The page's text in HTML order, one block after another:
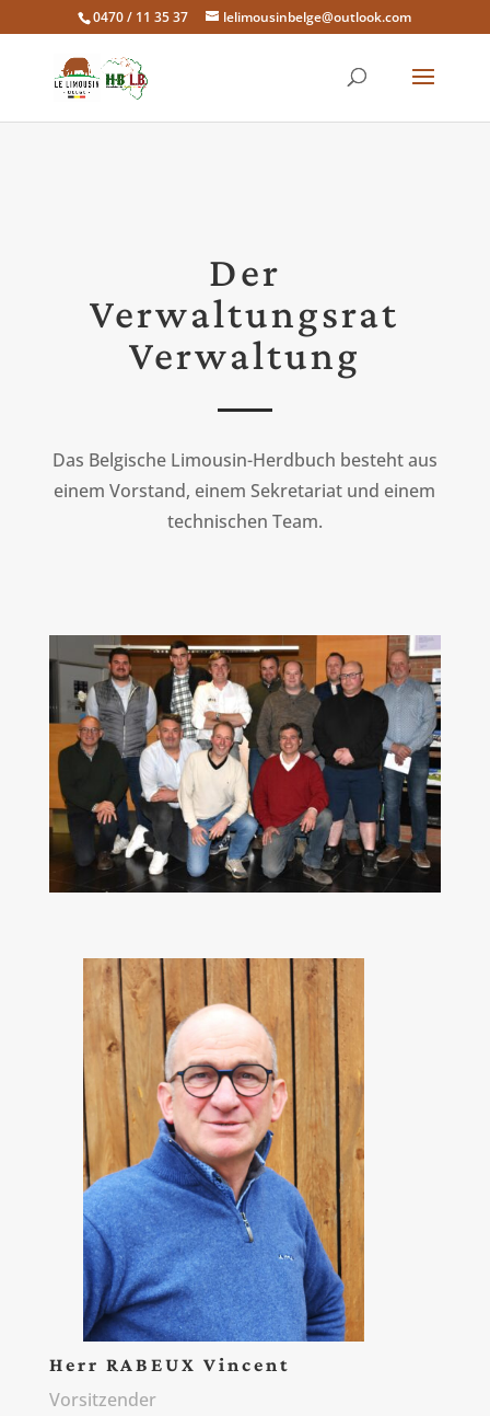
0470 / 11 35 37 lelimousinbelge@outlook.com
Der
Verwaltungsrat
Verwaltung
Das Belgische Limousin-Herdbuch besteht aus
einem Vorstand, einem Sekretariat und einem
technischen Team.
Herr RABEUX Vincent
Vorsitzender